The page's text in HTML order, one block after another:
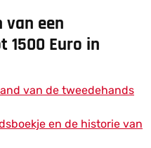
van een
1500 Euro in
van de tweedehands
en de historie van